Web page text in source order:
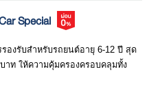
ยหายที่เกิดขึ้นในอุบัติเหตุไม่ว่าจะ
บาล และทรัพย์สินของทั้งฝ่ายผู้เอา
ประกันภัยรถยนต์ประเภท 1 แต่
บริการSpecial
องรับสำหรับรถยนต์อายุ 6-12 ปี สุด
าท ให้ความคุ้มครองครอบคลุมทั้ง